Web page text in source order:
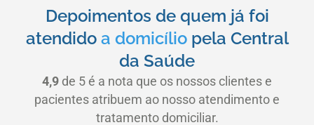
Depoimentos de quem já foi
atendido a domicíliopela Central
da Saúde
4,9 de 5 é a nota que os nossos clientes e
pacientes atribuem ao nosso atendimento e
tratamento domiciliar.